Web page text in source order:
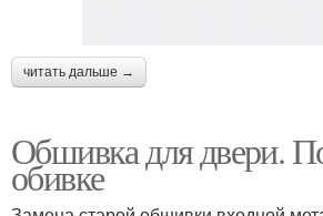
читать дальше →
Обшивка для двери.
обивке